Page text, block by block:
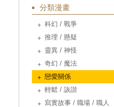
分類漫畫
科幻 / 戰爭
推理 / 懸疑
靈異 / 神怪
奇幻 / 魔法
戀愛關係
輕鬆 / 詼諧
寫實故事 / 職場 / 職人